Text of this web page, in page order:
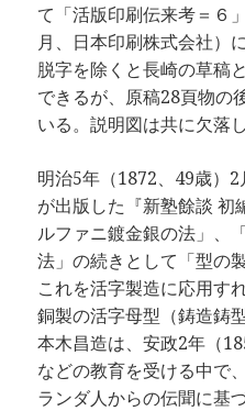
て「活版印刷伝来考＝６
月、日本印刷株式会社）
脱字を除くと長崎の草稿
できるが、原稿28頁物の
いる。説明図は共に欠落
明治5年（1872、49歳）
が出版した『新塾餘談 初
ルファニ鍍金銀の法」、
法」の続きとして「型の
これを活字製造に応用す
銅製の活字母型（鋳造鋳
本木昌造は、安政2年（
などの教育を受ける中で
ランダ人からの伝聞に基